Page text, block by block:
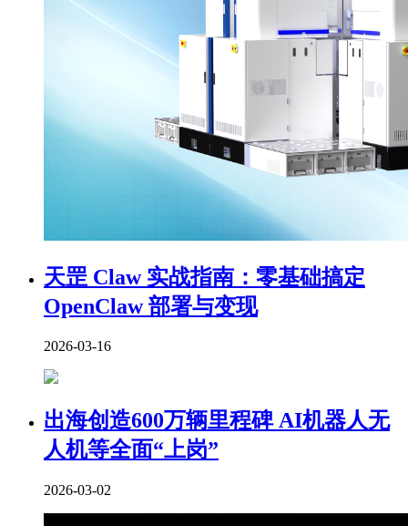
天罡 Claw 实战指南：零基础搞定
OpenClaw 部署与变现
2026-03-16
出海创造600万辆里程碑 AI机器人无
人机等全面“上岗”
2026-03-02